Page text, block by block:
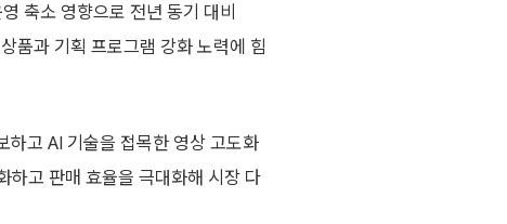
축소 영향으로 전년 동기 대비
품과 기획 프로그램 강화 노력에 힘
하고 AI 기술을 접목한 영상 고도화
하고 판매 효율을 극대화해 시장 다